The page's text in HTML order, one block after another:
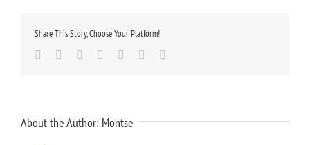
Share This Story, Choose Your Platform!
Facebook
TwitterLinkedinGoogle+
TumblrPinterest
About the Author: Montse